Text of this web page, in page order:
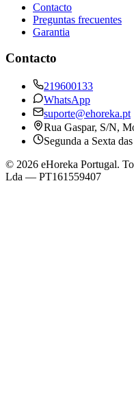
Contacto
Preguntas frecuentes
Garantia
Contacto
219600133
WhatsApp
suporte@ehoreka.pt
Rua Gaspar, S/N,
Segunda a Sexta
© 2026 eHoreka Portugal.
Lda — PT161559407